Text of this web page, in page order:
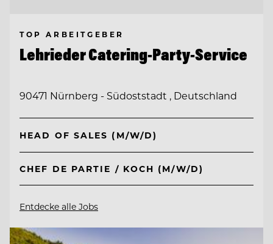
TOP ARBEITGEBER
Lehrieder Catering-Party-Service
90471 Nürnberg - Südoststadt , Deutschland
HEAD OF SALES (M/W/D)
CHEF DE PARTIE / KOCH (M/W/D)
Entdecke alle Jobs